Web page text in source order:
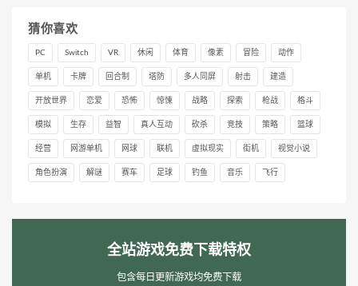
猜你喜欢
PC Switch VR 休闲 体育 像素 冒险 动作
单机 卡牌 回合制 塔防 多人同屏 射击 建造
开放世界 恋爱 恐怖 惊悚 战略 探索 枪战 格斗
模拟 生存 益智 真人互动 砍杀 竞技 策略 篮球
经营 网游单机 网球 联机 虚拟现实 街机 视觉小说
角色扮演 解谜 赛车 足球 钓鱼 音乐 飞行
全站游戏免费下载特权
包含每日更新游戏均免费下载